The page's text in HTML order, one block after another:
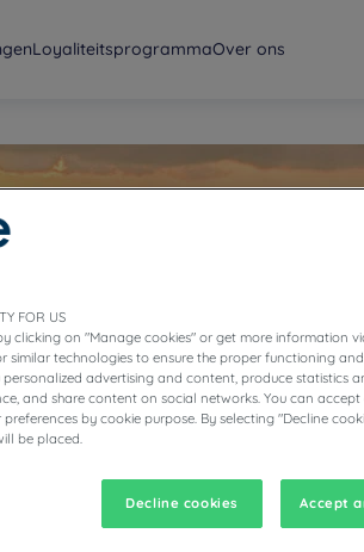
LoyaliteitsprogrammaOver ons
FOR US
clicking on "Manage cookies" or get more information
similar technologies to ensure the proper functioning
advertising and content, produce statistics
and share content on social networks. You can
by cookie purpose. By selecting "Decline
be placed.
Decline cookies Accept